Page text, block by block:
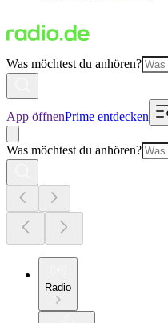
Was möchtest du anhören?
App öffnenPrime entdecken
Was möchtest du anhören?
Radio